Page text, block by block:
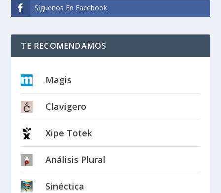
Síguenos En Facebook
TE RECOMENDAMOS
Magis
Clavigero
Xipe Totek
Análisis Plural
Sinéctica